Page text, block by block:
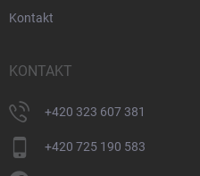
Kontakt
KONTAKT
+420 323 607 381
+420 725 190 583